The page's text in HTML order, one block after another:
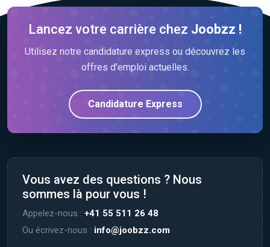
Lancez votre carrière chez Joobzz !
Utilisez notre candidature express ou découvrez les
offres d'emploi actuelles.
Candidature Express
Vous avez des questions ? Nous
sommes là pour vous !
Appelez-nous : +41 55 511 26 48
Ou écrivez-nous : info@joobzz.com